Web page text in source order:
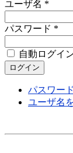
ユーザ名 *
パスワード *
自動ログイ
パスワー
ユーザ名